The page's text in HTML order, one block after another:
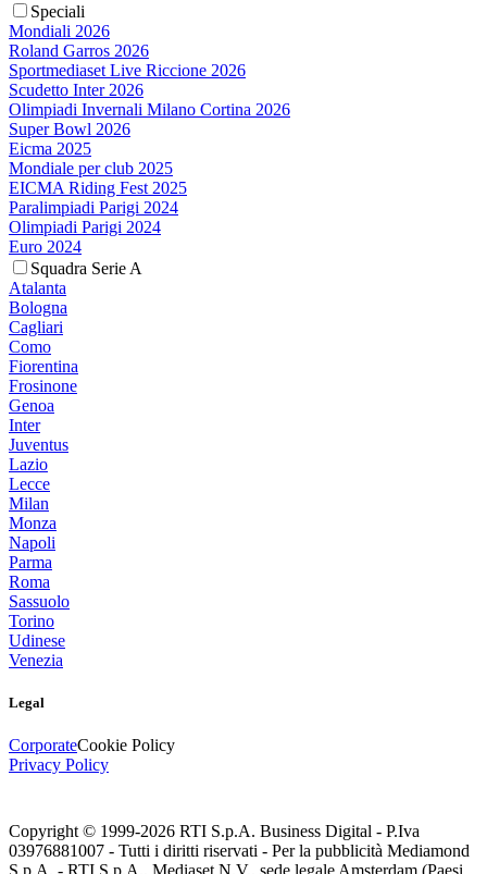
Speciali
Mondiali 2026
Roland Garros 2026
Sportmediaset Live Riccione 2026
Scudetto Inter 2026
Olimpiadi Invernali Milano Cortina 2026
Super Bowl 2026
Eicma 2025
Mondiale per club 2025
EICMA Riding Fest 2025
Paralimpiadi Parigi 2024
Olimpiadi Parigi 2024
Euro 2024
Squadra Serie A
Atalanta
Bologna
Cagliari
Como
Fiorentina
Frosinone
Genoa
Inter
Juventus
Lazio
Lecce
Milan
Monza
Napoli
Parma
Roma
Sassuolo
Torino
Udinese
Venezia
Legal
CorporateCookie Policy
Privacy Policy
Copyright © 1999-2026 RTI S.p.A. Business Digital - P.Iva
03976881007 - Tutti i diritti riservati - Per la pubblicità Mediamond
S.p.A. - RTI S.p.A., Mediaset N.V., sede legale Amsterdam (Paesi